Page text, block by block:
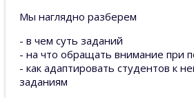
Мы наглядно разберем
- в чем суть заданий
- на что обращать внимание при
- как адаптировать студентов к
заданиям